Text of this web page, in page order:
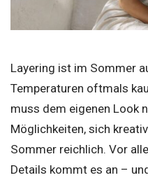
Layering ist im Sommer
Temperaturen oftmals
muss dem eigenen Look
Möglichkeiten, sich
Sommer reichlich. Vor
Details kommt es an –